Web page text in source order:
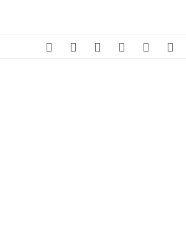
SMART CITY TERMINOLOGIE